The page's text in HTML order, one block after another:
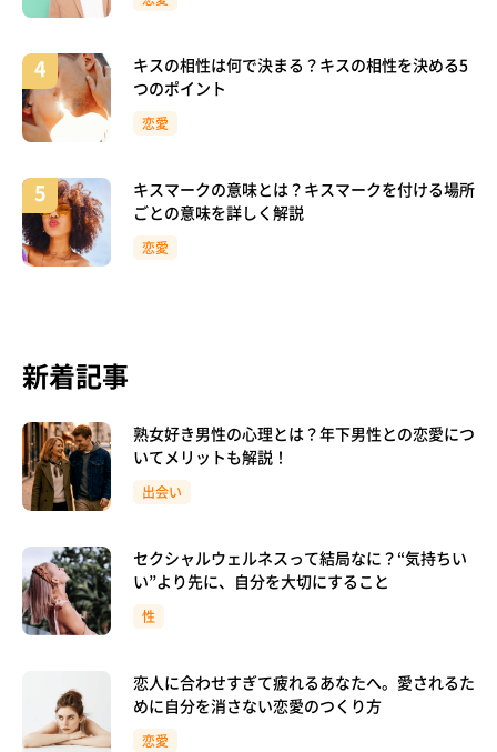
キスの相性は何で決まる？キスの相性を決める5
つのポイント
恋愛
キスマークの意味とは？キスマークを付ける場所
ごとの意味を詳しく解説
恋愛
新着記事
熟女好き男性の心理とは？年下男性との恋愛につ
いてメリットも解説！
出会い
セクシャルウェルネスって結局なに？“気持ちい
い”より先に、自分を大切にすること
性
恋人に合わせすぎて疲れるあなたへ。愛されるた
めに自分を消さない恋愛のつくり方
恋愛